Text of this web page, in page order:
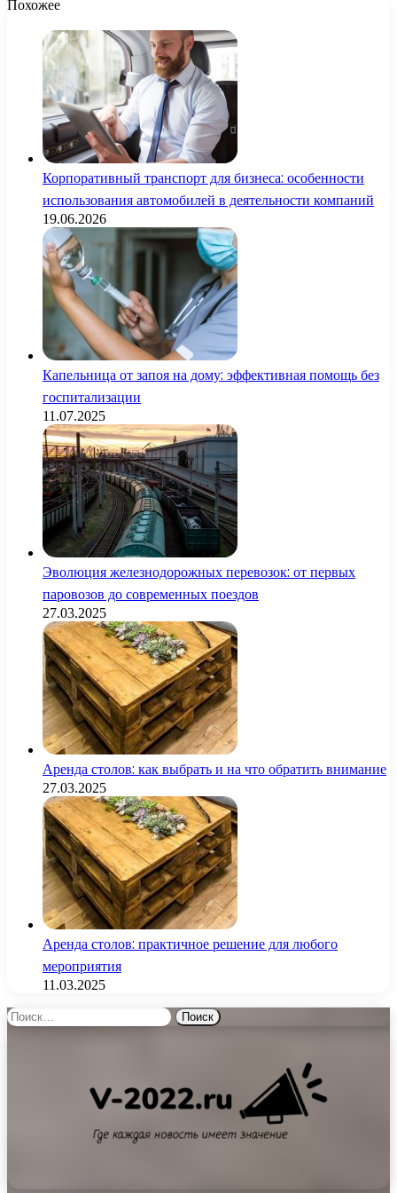
Похожее
Корпоративный транспорт для бизнеса: особенности
использования автомобилей в деятельности компаний
19.06.2026
Капельница от запоя на дому: эффективная помощь без
госпитализации
11.07.2025
Эволюция железнодорожных перевозок: от первых
паровозов до современных поездов
27.03.2025
Аренда столов: как выбрать и на что обратить внимание
27.03.2025
Аренда столов: практичное решение для любого
мероприятия
11.03.2025
Найти: